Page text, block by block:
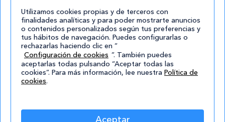
Redes Sociales
Aviso Legal|Política de privacidad|Cookies|Mapa de
Utilizamos cookies propias y de terceros con
finalidades analíticas y para poder mostrarte anuncios
o contenidos personalizados según tus preferencias y
tus hábitos de navegación. Puedes configurarlas o
rechazarlas haciendo clic en “
Configuración de cookies ”. También puedes
aceptarlas todas pulsando “Aceptar todas las
cookies”. Para más información, lee nuestra Política de
cookies.
Aceptar